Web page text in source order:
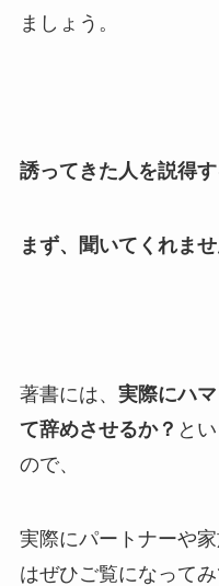
ましょう。
誘ってきた人を説得
まず、聞いてくれませ
著書には、 実際にハ
て辞めさせるか？ と
ので、
実際にパートナーや
はぜひご覧になってみ